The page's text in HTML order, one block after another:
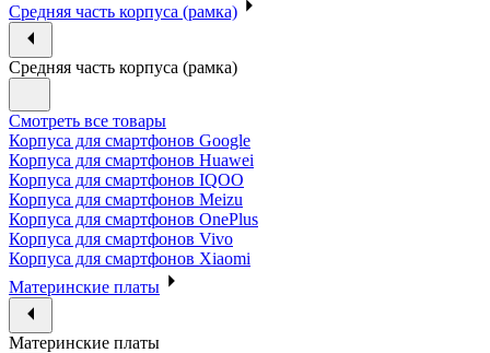
Средняя часть корпуса (рамка)
Средняя часть корпуса (рамка)
Смотреть все товары
Корпуса для смартфонов Google
Корпуса для смартфонов Huawei
Корпуса для смартфонов IQOO
Корпуса для смартфонов Meizu
Корпуса для смартфонов OnePlus
Корпуса для смартфонов Vivo
Корпуса для смартфонов Xiaomi
Материнские платы
Материнские платы